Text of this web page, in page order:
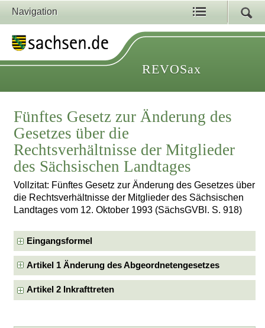
Navigation
REVOSax
Fünftes Gesetz zur Änderung des
Gesetzes über die
Rechtsverhältnisse der Mitglieder
des Sächsischen Landtages
Vollzitat: Fünftes Gesetz zur Änderung des Gesetzes über
die Rechtsverhältnisse der Mitglieder des Sächsischen
Landtages vom 12. Oktober 1993 (SächsGVBl. S. 918)
Eingangsformel
Artikel 1 Änderung des Abgeordnetengesetzes
Artikel 2 Inkrafttreten